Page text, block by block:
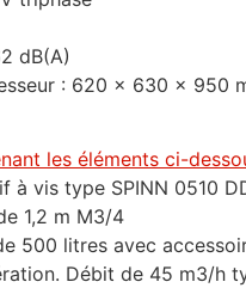
dB(A)
: 620 x 630 x 950
les éléments ci-
à vis type SPINN 0510
1,2 m M3/4
500 litres avec
Débit de 45 m3/h